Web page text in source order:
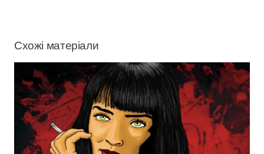
Схожі матеріали